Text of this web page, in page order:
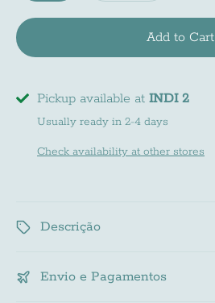
Add to Cart
Pickup available at INDI 2
Usually ready in 2-4 days
Check availability at other stores
Descrição
Envio e Pagamentos